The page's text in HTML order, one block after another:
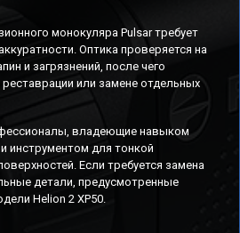
монокуляра Pulsar требует
Оптика проверяется на
и загрязнений, после чего
или замене отдельных
владеющие навыком
инструментом для тонкой
Если требуется замена
детали, предусмотренные
Helion 2 XP50.